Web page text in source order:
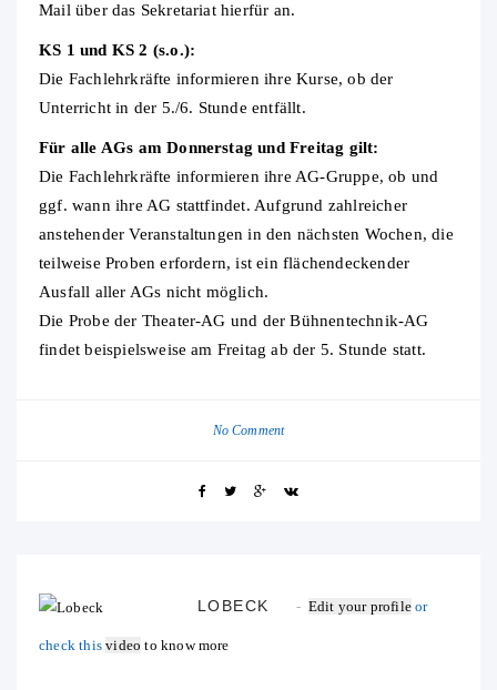
Mail über das Sekretariat hierfür an.
KS 1 und KS 2 (s.o.):
Die Fachlehrkräfte informieren ihre Kurse, ob der
Unterricht in der 5./6. Stunde entfällt.
Für alle AGs am Donnerstag und Freitag gilt:
Die Fachlehrkräfte informieren ihre AG-Gruppe, ob und
ggf. wann ihre AG stattfindet. Aufgrund zahlreicher
anstehender Veranstaltungen in den nächsten Wochen, die
teilweise Proben erfordern, ist ein flächendeckender
Ausfall aller AGs nicht möglich.
Die Probe der Theater-AG und der Bühnentechnik-AG
findet beispielsweise am Freitag ab der 5. Stunde statt.
No Comment
LOBECK Edit your profileor
check thisvideo to know more